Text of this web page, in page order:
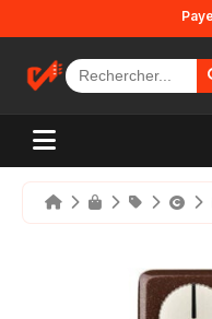
Payez
Panneau de gestion des